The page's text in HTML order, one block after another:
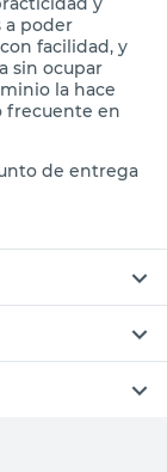
y
poder
facilidad, y
sin ocupar
la hace
en
de entrega